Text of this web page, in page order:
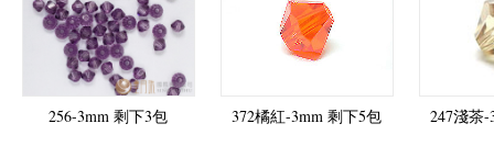
256-3mm 剩下3包 372橘紅-3mm 剩下5包 247淺茶